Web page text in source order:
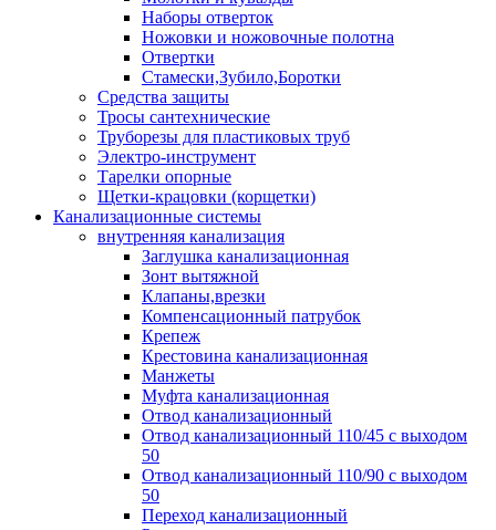
Наборы отверток
Ножовки и ножовочные полотна
Отвертки
Стамески,Зубило,Боротки
Средства защиты
Тросы сантехнические
Труборезы для пластиковых труб
Электро-инструмент
Тарелки опорные
Щетки-крацовки (корщетки)
Канализационные системы
внутренняя канализация
Заглушка канализационная
Зонт вытяжной
Клапаны,врезки
Компенсационный патрубок
Крепеж
Крестовина канализационная
Манжеты
Муфта канализационная
Отвод канализационный
Отвод канализационный 110/45 с выходом
50
Отвод канализационный 110/90 с выходом
50
Переход канализационный